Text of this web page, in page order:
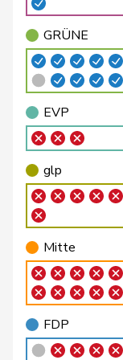
Bellaiche
Bendahan
Bertschy
Binder-Keller
Birrer-Heimo
Borloz
Bourgeois
Bregy
Brenzikofer
GRÜNE
EVP
glp
Mitte
FDP